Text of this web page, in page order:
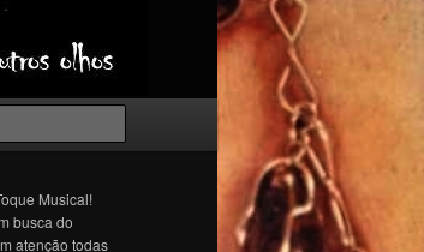
Musical!
busca do
atenção todas